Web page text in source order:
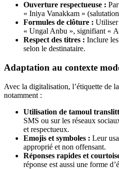
Ouverture respectueuse :
« Iniya Vanakkam »
Formules de clôture : Utiliser
« Ungal Anbu », signifiant «
Respect des titres : Inclure
selon le destinataire.
Adaptation au contexte
Avec la digitalisation, l’étiquette de
notamment :
Utilisation de tamoul
SMS ou sur les réseaux
et respectueux.
Emojis et symboles : Leur
approprié et non offensant.
Réponses rapides et
réponse est aussi une forme